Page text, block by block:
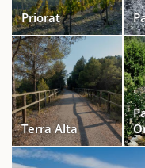
Priorat
Terra Alta